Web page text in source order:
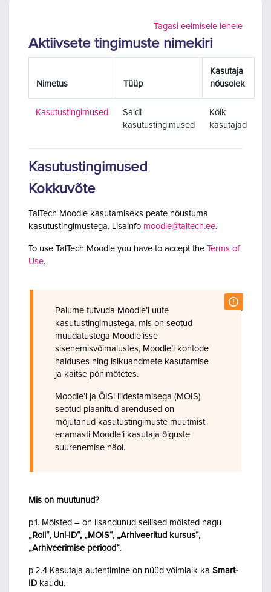
Tagasi eelmisele lehele
Aktiivsete tingimuste nimekiri
Nimetus Tüüp
Kasutaja
nõusolek
Kasutustingimused
Saidi
kasutustingimused
Kõik
kasutajad
Kasutustingimused
Kokkuvõte
TalTech Moodle kasutamiseks peate nõustuma
kasutustingimustega. Lisainfo moodle@taltech.ee.
To use TalTech Moodle you have to accept the Terms of
Use.
Palume tutvuda Moodle’i uute
kasutustingimustega, mis on seotud
muudatustega Moodle’isse
sisenemisvõimalustes, Moodle’i kontode
halduses ning isikuandmete kasutamise
ja kaitse põhimõtetes.
Moodle’i ja ÕISi liidestamisega (MOIS)
seotud plaanitud arendused on
mõjutanud kasutustingimuste muutmist
enamasti Moodle’i kasutaja õiguste
suurenemise näol.
Mis on muutunud?
p.1. Mõisted – on lisandunud sellised mõisted nagu
„Roll“, Uni-ID“, „MOIS“, „Arhiveeritud kursus“,
„Arhiveerimise periood“.
p.2.4 Kasutaja autentimine on nüüd võimlaik ka Smart-
ID kaudu.